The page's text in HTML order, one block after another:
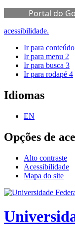
Portal do
acessibilidade.
Ir para conteúdo
Ir para menu 2
Ir para busca 3
Ir para rodapé 4
Idiomas
EN
Opções de
Alto contraste
Acessibilidade
Mapa do site